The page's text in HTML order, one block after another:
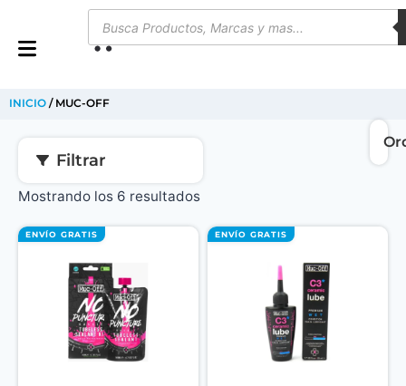
INICIO / MUC-OFF
Filtrar
Mostrando los 6 resultados
ENVÍO GRATIS ENVÍO GRATIS